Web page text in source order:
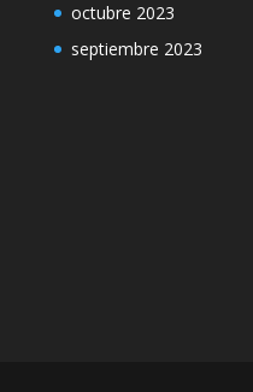
octubre 2023
septiembre 2023